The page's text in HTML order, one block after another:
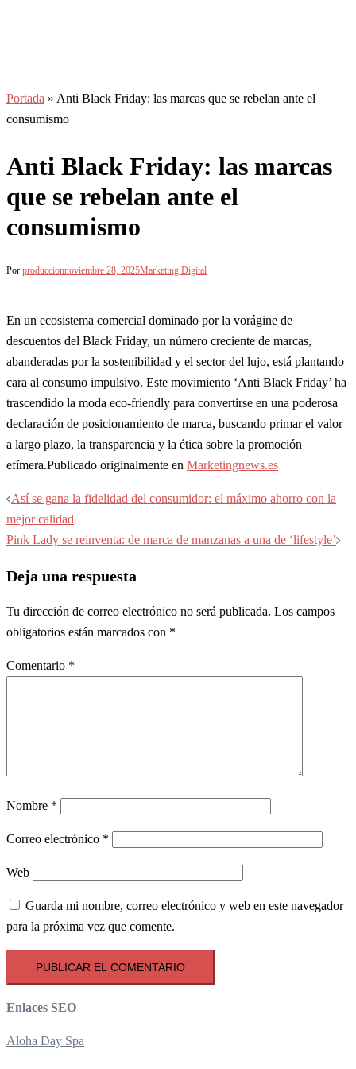
Portada » Anti Black Friday: las marcas que se rebelan ante el
consumismo
Anti Black Friday: las marcas
que se rebelan ante el
consumismo
Por produccionnoviembre 28, 2025Marketing Digital
En un ecosistema comercial dominado por la vorágine de
descuentos del Black Friday, un número creciente de marcas,
abanderadas por la sostenibilidad y el sector del lujo, está plantando
cara al consumo impulsivo. Este movimiento ‘Anti Black Friday’ ha
trascendido la moda eco-friendly para convertirse en una poderosa
declaración de posicionamiento de marca, buscando primar el valor
a largo plazo, la transparencia y la ética sobre la promoción
efímera.Publicado originalmente en Marketingnews.es
Navegación
de
entradas
Así se gana la fidelidad del consumidor: el máximo ahorro con la
mejor calidad
Pink Lady se reinventa: de marca de manzanas a una de ‘lifestyle’
Deja una respuesta
Tu dirección de correo electrónico no será publicada. Los campos
obligatorios están marcados con *
Comentario *
Nombre *
Correo electrónico *
Web
Guarda mi nombre, correo electrónico y web en este navegador
para la próxima vez que comente.
Enlaces SEO
Aloha Day Spa